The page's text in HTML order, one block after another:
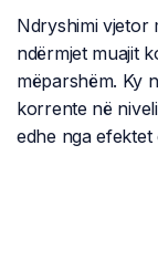
Ndryshimi vjetor
ndërmjet muajit
mëparshëm. Ky
korrente në
edhe nga efektet